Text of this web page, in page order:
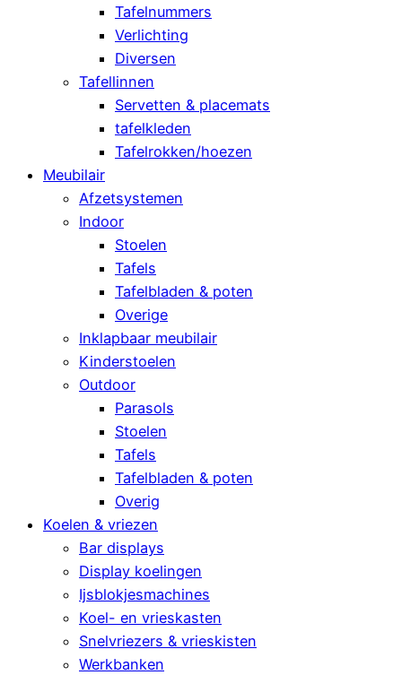
Tafelnummers
Verlichting
Diversen
Tafellinnen
Servetten & placemats
tafelkleden
Tafelrokken/hoezen
Meubilair
Afzetsystemen
Indoor
Stoelen
Tafels
Tafelbladen & poten
Overige
Inklapbaar meubilair
Kinderstoelen
Outdoor
Parasols
Stoelen
Tafels
Tafelbladen & poten
Overig
Koelen & vriezen
Bar displays
Display koelingen
Ijsblokjesmachines
Koel- en vrieskasten
Snelvriezers & vrieskisten
Werkbanken